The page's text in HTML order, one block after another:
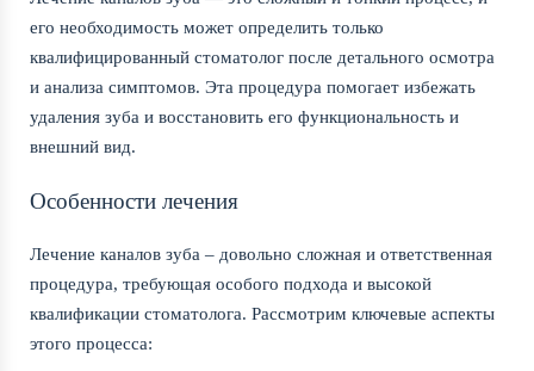
его необходимость может определить только
квалифицированный стоматолог после детального осмотра
и анализа симптомов. Эта процедура помогает избежать
удаления зуба и восстановить его функциональность и
внешний вид.
Особенности лечения
Лечение каналов зуба – довольно сложная и ответственная
процедура, требующая особого подхода и высокой
квалификации стоматолога. Рассмотрим ключевые аспекты
этого процесса: